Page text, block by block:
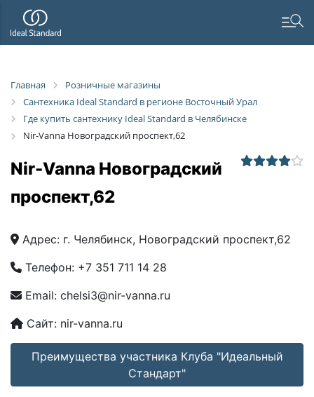
Главная
Розничные магазины
Сантехника Ideal Standard в регионе Восточный Урал
Где купить сантехнику Ideal Standard в Челябинске
Nir-Vanna Новоградский проспект,62
Nir-Vanna Новоградский
проспект,62
Адрес: г. Челябинск, Новоградский проспект,62
Телефон: +7 351 711 14 28
Email: chelsi3@nir-vanna.ru
Сайт: nir-vanna.ru
Преимущества участника Клуба "Идеальный
Стандарт"